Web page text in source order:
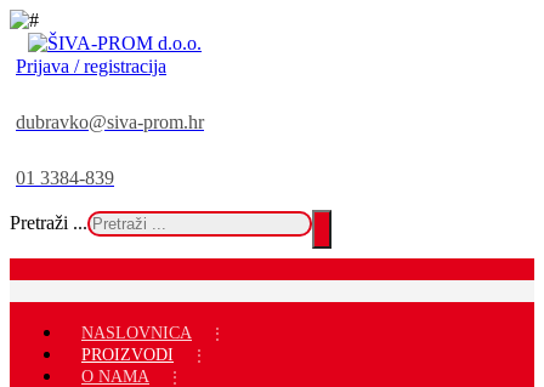
Prijava / registracija
dubravko@siva-prom.hr
01 3384-839
Pretraži ...
NASLOVNICA
PROIZVODI
O NAMA